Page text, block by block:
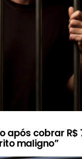
após cobrar
maligno”